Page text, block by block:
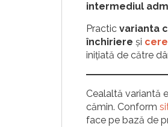
intermediul
Practic varianta
închiriere și
inițiată de către
Cealaltă variantă
cămin. Conform
face pe bază de